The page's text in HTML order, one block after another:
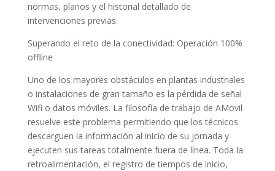
normas, planos y el historial detallado de
intervenciones previas.
Superando el reto de la conectividad: Operación 100%
offline
Uno de los mayores obstáculos en plantas industriales
o instalaciones de gran tamaño es la pérdida de señal
Wifi o datos móviles. La filosofía de trabajo de AMovil
resuelve este problema permitiendo que los técnicos
descarguen la información al inicio de su jornada y
ejecuten sus tareas totalmente fuera de línea. Toda la
retroalimentación, el registro de tiempos de inicio,